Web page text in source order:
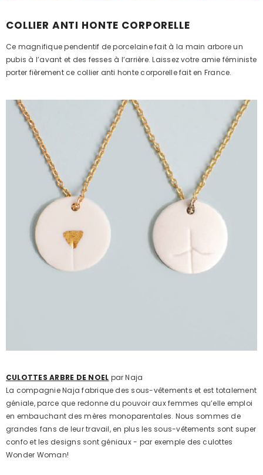
COLLIER ANTI HONTE CORPORELLE
Ce magnifique pendentif de porcelaine fait à la main arbore un
pubis à l’avant et des fesses à l’arrière. Laissez votre amie féministe
porter fièrement ce collier anti honte corporelle fait en France.
CULOTTES ARBRE DE NOEL par Naja
La compagnie Naja fabrique des sous-vêtements et est totalement
géniale, parce que redonne du pouvoir aux femmes qu’elle emploi
en embauchant des mères monoparentales. Nous sommes de
grandes fans de leur travail, en plus les sous-vêtements sont super
confo et les designs sont géniaux - par exemple des culottes
Wonder Woman!